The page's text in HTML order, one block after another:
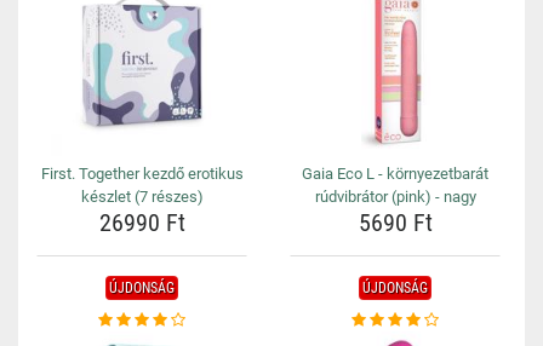
First. Together kezdő erotikus
készlet (7 részes)
26990 Ft
Gaia Eco L - környezetbarát
rúdvibrátor (pink) - nagy
5690 Ft
ÚJDONSÁG ÚJDONSÁG